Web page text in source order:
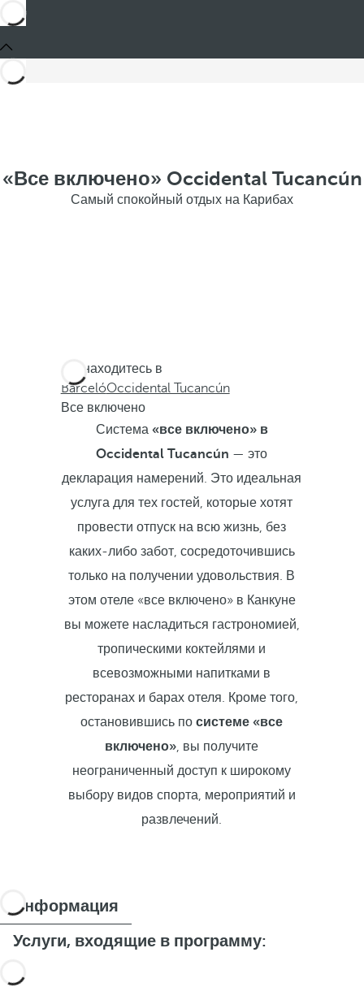
«Все включено» Occidental Tucancún
Самый спокойный отдых на Карибах
Вы находитесь в
BarcelóOccidental Tucancún
Все включено
Система «все включено» в
Occidental Tucancún — это
декларация намерений. Это идеальная
услуга для тех гостей, которые хотят
провести отпуск на всю жизнь, без
каких-либо забот, сосредоточившись
только на получении удовольствия. В
этом отеле «все включено» в Канкуне
вы можете насладиться гастрономией,
тропическими коктейлями и
всевозможными напитками в
ресторанах и барах отеля. Кроме того,
остановившись посистеме «все
включено», вы получите
неограниченный доступ к широкому
выбору видов спорта, мероприятий и
развлечений.
Информация
Услуги, входящие в программу: